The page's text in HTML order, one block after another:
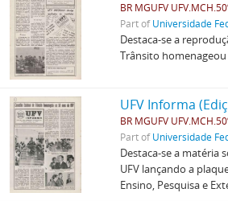
BR MGUFV
Part ofUniversidade
Destaca-se a
Trânsito homenageou
UFV Informa
BR MGUFV
Part ofUniversidade
Destaca-se a matéria
UFV lançando a
Ensino, Pesquisa e